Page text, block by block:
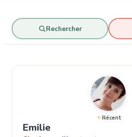
Rechercher
Récent
Emilie